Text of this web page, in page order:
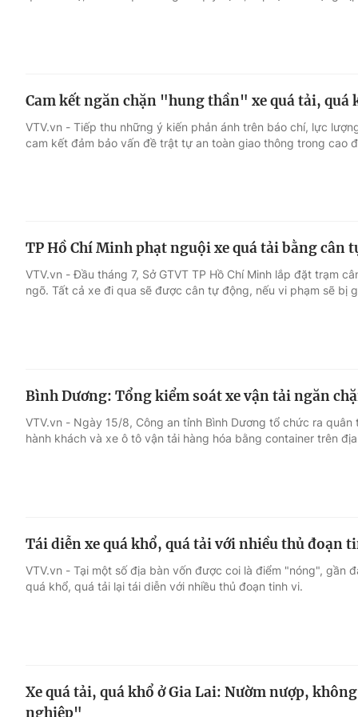
Cam kết ngăn chặn "hung thần" xe quá tải,
VTV.vn - Tiếp thu những ý kiến phản ánh trên báo chí, lực
cam kết đảm bảo vấn đề trật tự an toàn giao thông trong cao
TP Hồ Chí Minh phạt nguội xe quá tải bằng cân
VTV.vn - Đầu tháng 7, Sở GTVT TP Hồ Chí Minh lắp đặt trạm
ngõ. Tất cả xe đi qua sẽ được cân tự động, nếu vi phạm sẽ bị
Bình Dương: Tổng kiểm soát xe vận tải ngăn
VTV.vn - Ngày 15/8, Công an tỉnh Bình Dương tổ chức ra
hành khách và xe ô tô vận tải hàng hóa bằng container trên
Tái diễn xe quá khổ, quá tải với nhiều thủ đoạn
VTV.vn - Tại một số địa bàn vốn được coi là điểm "nóng", gần
quá khổ, quá tải lại tái diễn với nhiều thủ đoạn tinh vi.
Xe quá tải, quá khổ ở Gia Lai: Nườm nượp,
nghiệp"